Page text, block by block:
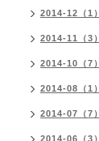
2014-12（1）
2014-11（3）
2014-10（7）
2014-08（1）
2014-07（7）
2014-06（3）